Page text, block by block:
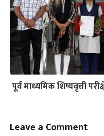
पूर्व माध्यमिक शिष्यवृत्ती
Leave a Comment